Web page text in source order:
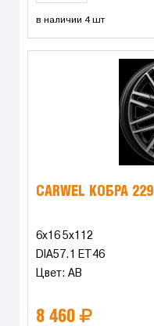
в наличии 4 шт
CARWEL КОБРА 229
6x16 5x112
DIA57.1 ET46
Цвет: AB
8 460